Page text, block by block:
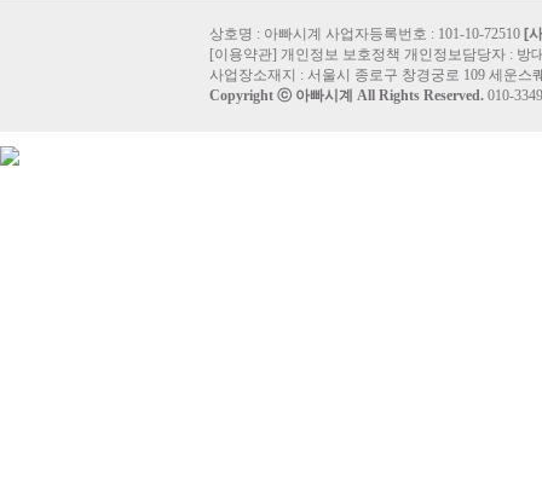
상호명 : 아빠시계 사업자등록번호 : 101-10-72510 [
[이용약관] 개인정보 보호정책 개인정보담당자 : 방
사업장소재지 : 서울시 종로구 창경궁로 109 세운스
Copyright ⓒ 아빠시계 All Rights Reserved. 010-